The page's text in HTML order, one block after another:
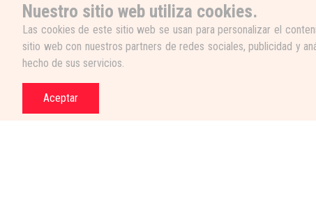
Nuestro sitio web utiliza cookies.
Las cookies de este sitio web se usan para personalizar el
sitio web con nuestros partners de redes sociales, publicidad y
hecho de sus servicios.
Aceptar